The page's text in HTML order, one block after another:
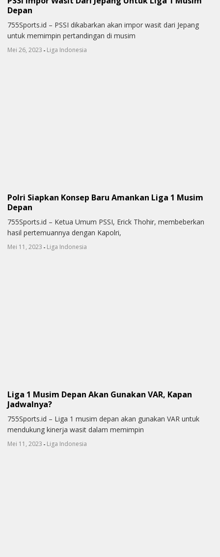
Depan
755Sports.id – PSSI dikabarkan akan impor wasit dari Jepang
untuk memimpin pertandingan di musim
Mei 26, 2023 - Liga Indonesia
Polri Siapkan Konsep Baru Amankan Liga 1 Musim
Depan
755Sports.id – Ketua Umum PSSI, Erick Thohir, membeberkan
hasil pertemuannya dengan Kapolri,
Mei 11, 2023 - Liga Indonesia
Liga 1 Musim Depan Akan Gunakan VAR, Kapan
Jadwalnya?
755Sports.id – Liga 1 musim depan akan gunakan VAR untuk
mendukung kinerja wasit dalam memimpin
Mei 11, 2023 - Liga Indonesia